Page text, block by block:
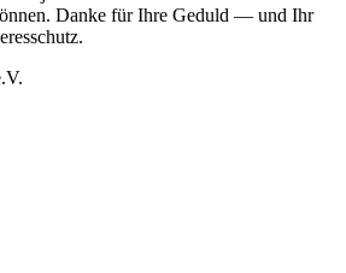
Danke für Ihre Geduld — und Ihr